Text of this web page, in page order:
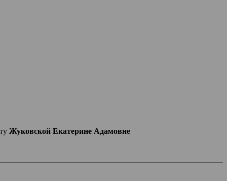
Жуковской Екатерине Адамовне